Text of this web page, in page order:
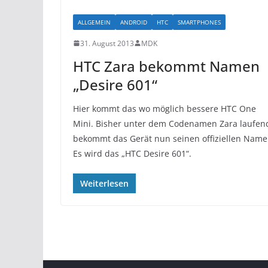
ALLGEMEIN ANDROID HTC SMARTPHONES
31. August 2013 MDK
HTC Zara bekommt Namen
„Desire 601“
Hier kommt das wo möglich bessere HTC One
Mini. Bisher unter dem Codenamen Zara
bekommt das Gerät nun seinen offiziellen
Es wird das „HTC Desire 601“.
Weiterlesen